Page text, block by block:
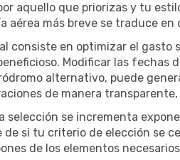
aquello que priorizas y tu
aérea más breve se traduce
consiste en optimizar el
Modificar las fechas
alternativo, puede
de manera
selección se incrementa
si tu criterio de elección se
de los elementos